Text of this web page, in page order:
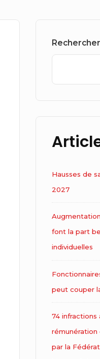
Widget
Rechercher
Hausses de
2027
font la part
individuelles
peut couper
74 infractions
rémunération
par la